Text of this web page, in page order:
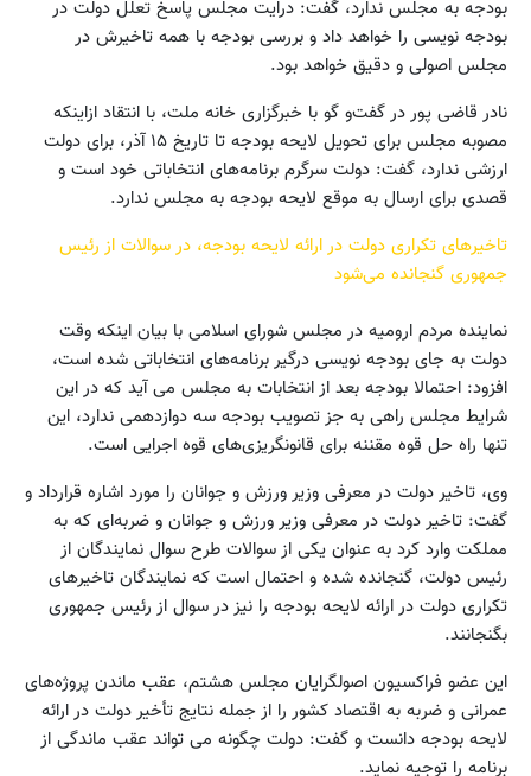
بودجه به مجلس ندارد، گفت: درایت مجلس پاسخ تعلل دولت در
بودجه نویسی را خواهد داد و بررسی بودجه با همه تاخیرش در
مجلس اصولی و دقیق خواهد بود.
نادر قاضی پور در گفت‌و گو با خبرگزاری خانه ملت، با انتقاد ازاینکه
مصوبه مجلس برای تحویل لایحه بودجه تا تاریخ ۱۵ آذر، برای دولت
ارزشی ندارد، گفت: دولت سرگرم برنامه‌های انتخاباتی خود است و
قصدی برای ارسال به موقع لایحه بودجه به مجلس ندارد.
تاخیرهای تکراری دولت در ارائه لایحه بودجه، در سوالات از رئیس
جمهوری گنجانده می‌شود
نماینده مردم ارومیه در مجلس شورای اسلامی با بیان اینکه وقت
دولت به جای بودجه نویسی درگیر برنامه‌های انتخاباتی شده است،
افزود: احتمالا بودجه بعد از انتخابات به مجلس می آید که در این
شرایط مجلس راهی به جز تصویب بودجه سه دوازدهمی ندارد، این
تنها راه حل قوه مقننه برای قانونگریزی‌های قوه اجرایی است.
وی، تاخیر دولت در معرفی وزیر ورزش و جوانان را مورد اشاره قرارداد و
گفت: تاخیر دولت در معرفی وزیر ورزش و جوانان و ضربه‌ای که به
مملکت وارد کرد به عنوان یکی از سوالات طرح سوال نمایندگان از
رئیس دولت، گنجانده شده و احتمال است که نمایندگان تاخیرهای
تکراری دولت در ارائه لایحه بودجه را نیز در سوال از رئیس جمهوری
بگنجانند.
این عضو فراکسیون اصولگرایان مجلس هشتم، عقب ماندن پروژه‌های
عمرانی و ضربه به اقتصاد کشور را از جمله نتایج تأخیر دولت در ارائه
لایحه بودجه دانست و گفت: دولت چگونه می تواند عقب ماندگی از
برنامه را توجیه نماید.